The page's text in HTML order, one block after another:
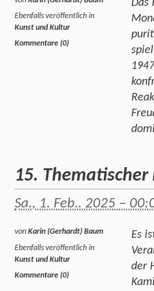
Das
Ebenfalls veröffentlich in
Kunst und Kultur
Kommentare (0)
15.
Sa., 1. Feb.. 2025 –
Es
der
von Karin (Gerhardt) Baum
Ebenfalls veröffentlich in
Kunst und Kultur
Kommentare (0)